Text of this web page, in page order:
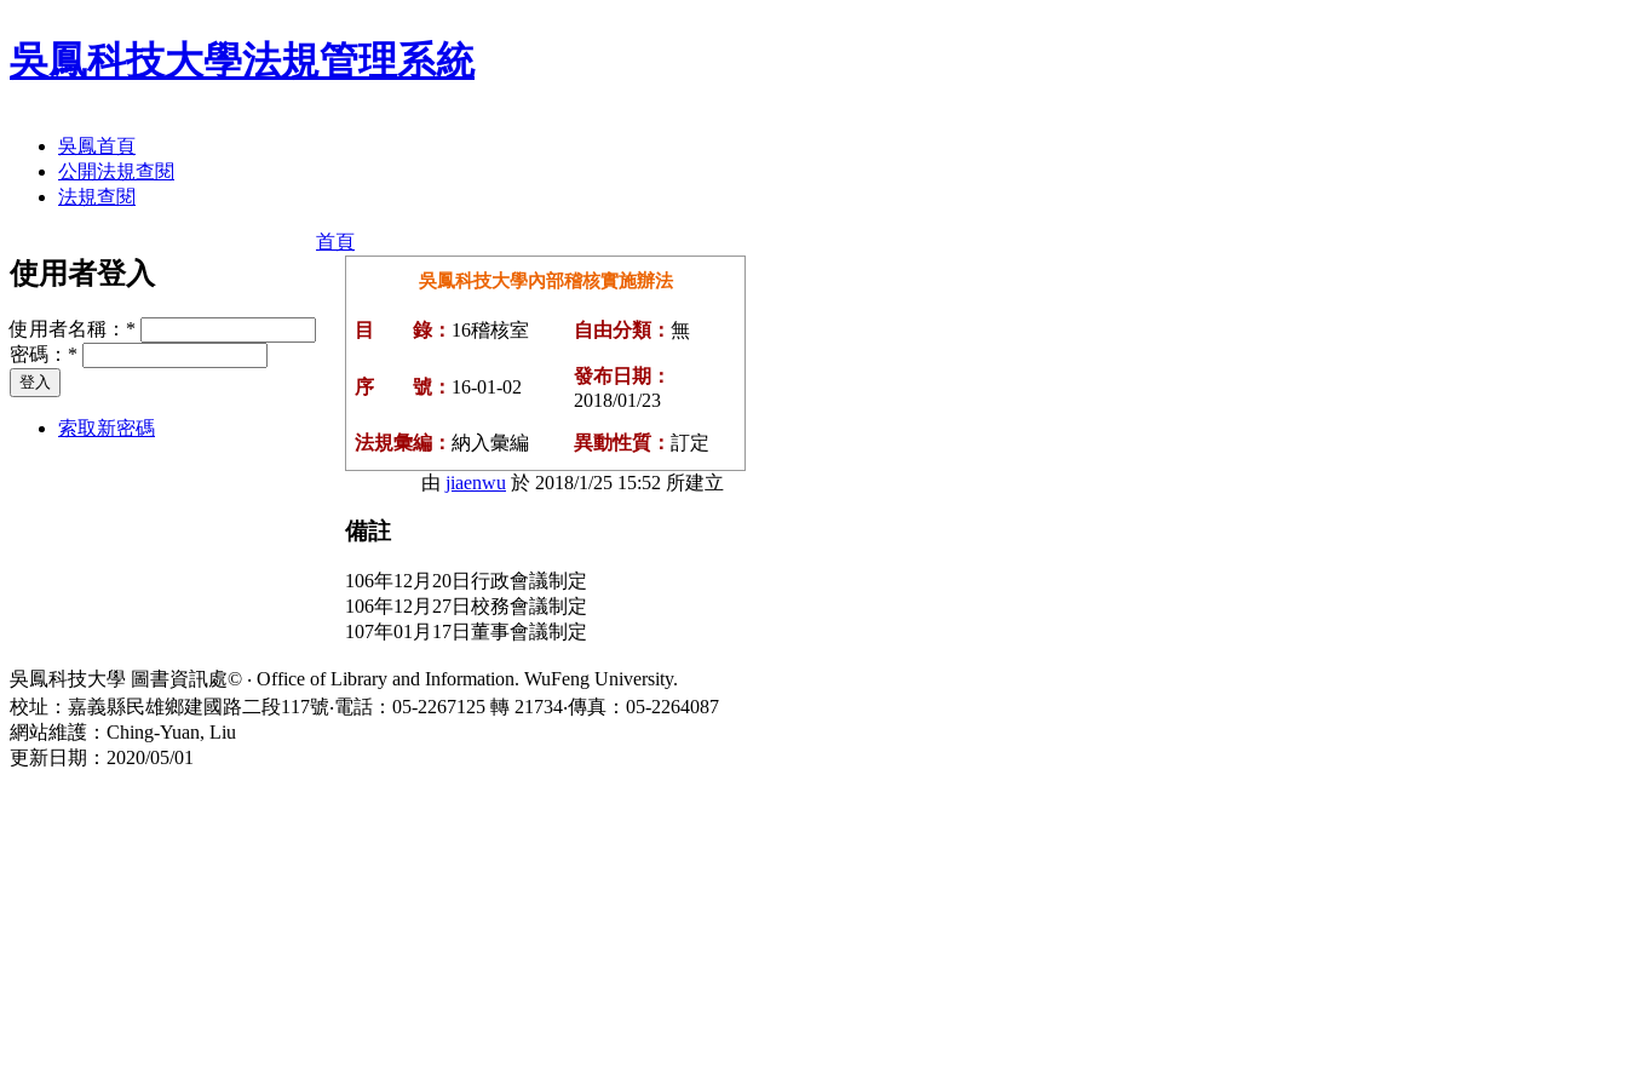
吳鳳科技大學法規管理系統
吳鳳首頁
公開法規查閱
法規查閱
使用者登入
使用者名稱： *
密碼： *
索取新密碼
首頁
吳鳳科技大學內部稽核實施辦法
目 錄： 16稽核室 自由分類： 無
序 號： 16-01-02
發布日期：
2018/01/23
法規彙編： 納入彙編 異動性質： 訂定
由 jiaenwu 於 2018/1/25 15:52 所建立
備註
106年12月20日行政會議制定
106年12月27日校務會議制定
107年01月17日董事會議制定
吳鳳科技大學 圖書資訊處© ‧ Office of Library and Information. WuFeng University.
校址：嘉義縣民雄鄉建國路二段117號‧電話：05-2267125 轉 21734‧傳真：05-2264087
網站維護：Ching-Yuan, Liu
更新日期：2020/05/01